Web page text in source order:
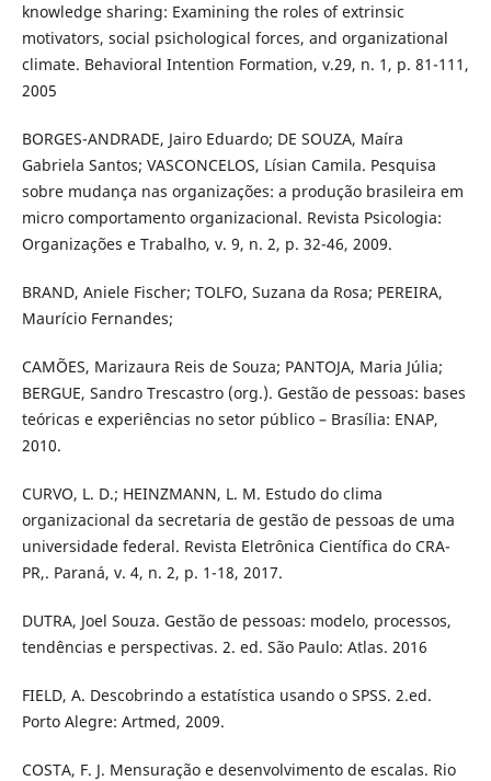
knowledge sharing: Examining the roles of extrinsic
motivators, social psichological forces, and organizational
climate. Behavioral Intention Formation, v.29, n. 1, p. 81-111,
2005
BORGES-ANDRADE, Jairo Eduardo; DE SOUZA, Maíra
Gabriela Santos; VASCONCELOS, Lísian Camila. Pesquisa
sobre mudança nas organizações: a produção brasileira em
micro comportamento organizacional. Revista Psicologia:
Organizações e Trabalho, v. 9, n. 2, p. 32-46, 2009.
BRAND, Aniele Fischer; TOLFO, Suzana da Rosa; PEREIRA,
Maurício Fernandes;
CAMÕES, Marizaura Reis de Souza; PANTOJA, Maria Júlia;
BERGUE, Sandro Trescastro (org.). Gestão de pessoas: bases
teóricas e experiências no setor público – Brasília: ENAP,
2010.
CURVO, L. D.; HEINZMANN, L. M. Estudo do clima
organizacional da secretaria de gestão de pessoas de uma
universidade federal. Revista Eletrônica Científica do CRA-
PR,. Paraná, v. 4, n. 2, p. 1-18, 2017.
DUTRA, Joel Souza. Gestão de pessoas: modelo, processos,
tendências e perspectivas. 2. ed. São Paulo: Atlas. 2016
FIELD, A. Descobrindo a estatística usando o SPSS. 2.ed.
Porto Alegre: Artmed, 2009.
COSTA, F. J. Mensuração e desenvolvimento de escalas. Rio